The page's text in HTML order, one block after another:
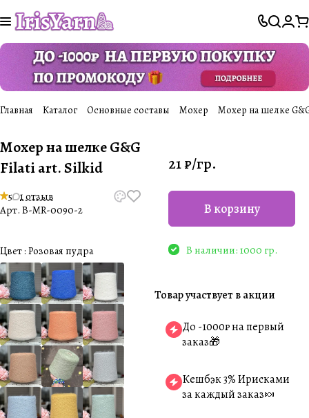
Главная Каталог Основные составы Мохер Мохер на шелке
Мохер на шелке G&G
Filati art. Silkid
5 1 отзыв
Арт. B-MR-0090-2
Цвет : Розовая пудра
21 ₽/гр.
В корзину
В наличии: 1000 гр.
Товар участвует в акции
До -1000₽ на первый
заказ🎁
Кешбэк 3% Ирисками
за каждый заказ🍬